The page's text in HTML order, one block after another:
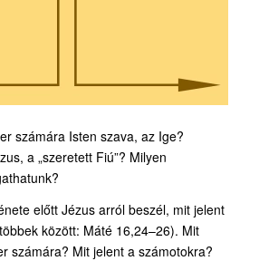
számára Isten szava, az Ige?
a „szeretett Fiú”? Milyen
előtt Jézus arról beszél, mit jelent
között: Máté 16,24–26). Mit
számára? Mit jelent a számotokra?